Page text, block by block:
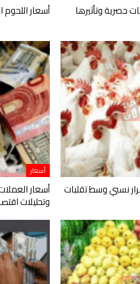
حصرية وتأثيرها أسعار اللحوم
نسبي وسط تقلبات
أسعار
أسعار
وتحليلات اقتصادية 12